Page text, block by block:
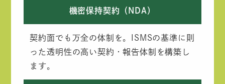
機密保持契約（NDA）
契約面でも万全の体制を。ISMSの基準に則
った透明性の高い契約・報告体制を構築し
ます。